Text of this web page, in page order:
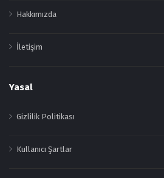
Hakkımızda
İletişim
Yasal
Gizlilik Politikası
Kullanıcı Şartlar